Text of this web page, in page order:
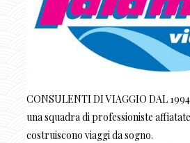
CONSULENTI DI VIAGGIO DAL
una squadra di professioniste
costruiscono viaggi da sogno.